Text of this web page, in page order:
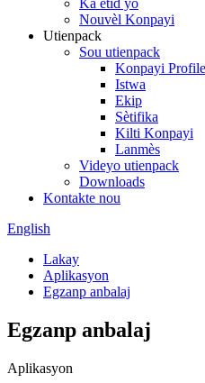
Ka etid yo
Nouvèl Konpayi
Utienpack
Sou utienpack
Konpayi Profile
Istwa
Ekip
Sètifika
Kilti Konpayi
Lanmès
Videyo utienpack
Downloads
Kontakte nou
English
Lakay
Aplikasyon
Egzanp anbalaj
Egzanp anbalaj
Aplikasyon